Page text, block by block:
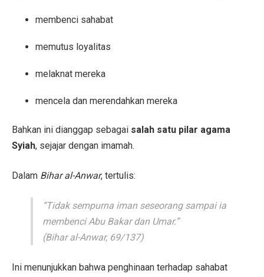
membenci sahabat
memutus loyalitas
melaknat mereka
mencela dan merendahkan mereka
Bahkan ini dianggap sebagai salah satu pilar agama
Syiah, sejajar dengan imamah.
Dalam Bihar al-Anwar, tertulis:
“Tidak sempurna iman seseorang sampai ia
membenci Abu Bakar dan Umar.”
(Bihar al-Anwar, 69/137)
Ini menunjukkan bahwa penghinaan terhadap sahabat